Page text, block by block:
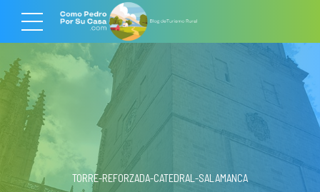
TORRE-REFORZADA-CATEDRAL-SALAMANCA